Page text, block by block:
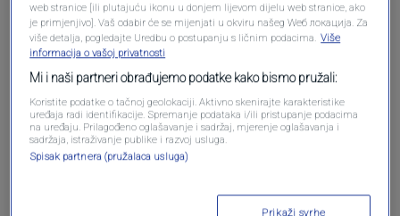
Oglas
web stranice [ili plutajuću ikonu u donjem lijevom dijelu web stranice, ako
je primjenjivo]. Vaš odabir će se mijenjati u okviru našeg Wеб локација. Za
više detalja, pogledajte Uredbu o postupanju s ličnim podacima. Više
informacija o vašoj privatnosti
Mi i naši partneri obrađujemo podatke kako bismo pružali:
Koristite podatke o tačnoj geolokaciji. Aktivno skenirajte karakteristike
uređaja radi identifikacije. Spremanje podataka i/ili pristupanje podacima
na uređaju. Prilagođeno oglašavanje i sadržaj, mjerenje oglašavanja i
sadržaja, istraživanje publike i razvoj usluga.
Spisak partnera (pružalaca usluga)
Prikaži svrhe